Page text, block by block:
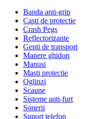
Banda anti-grip
Casti de protectie
Crash Pegs
Reflectorizante
Genti de transport
Manere ghidon
Manusi
Masti protectie
Oglinzi
Scaune
Sisteme anti-furt
Sonerii
Suport telefon